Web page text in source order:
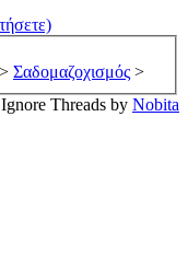
> Σαδομαζοχισμός >
Ignore Threads by Nobita